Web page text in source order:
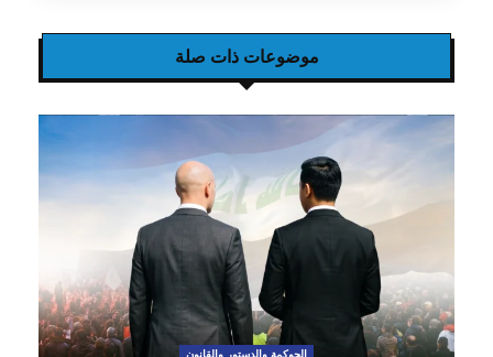
موضوعات ذات صلة